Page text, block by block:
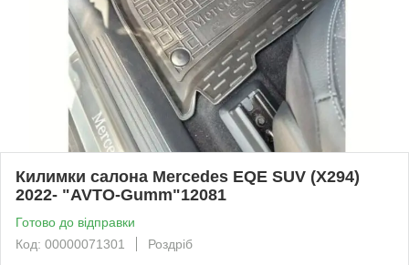
Килимки салона Mercedes EQE SUV (X294)
2022- "AVTO-Gumm"12081
Готово до відправки
Код: 00000071301
Роздріб